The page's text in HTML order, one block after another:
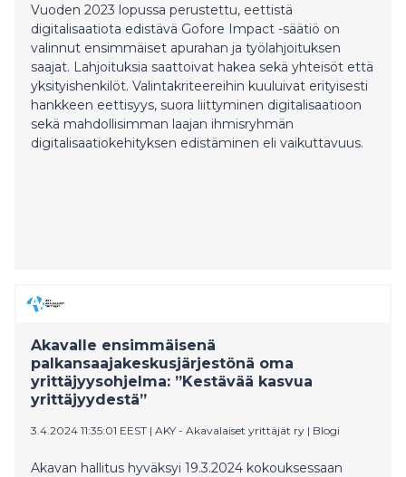
Vuoden 2023 lopussa perustettu, eettistä
digitalisaatiota edistävä Gofore Impact -säätiö on
valinnut ensimmäiset apurahan ja työlahjoituksen
saajat. Lahjoituksia saattoivat hakea sekä yhteisöt että
yksityishenkilöt. Valintakriteereihin kuuluivat erityisesti
hankkeen eettisyys, suora liittyminen digitalisaatioon
sekä mahdollisimman laajan ihmisryhmän
digitalisaatiokehityksen edistäminen eli vaikuttavuus.
Akavalle ensimmäisenä
palkansaajakeskusjärjestönä oma
yrittäjyysohjelma: ”Kestävää kasvua
yrittäjyydestä”
3.4.2024 11:35:01 EEST | AKY - Akavalaiset yrittäjät ry | Blogi
Akavan hallitus hyväksyi 19.3.2024 kokouksessaan